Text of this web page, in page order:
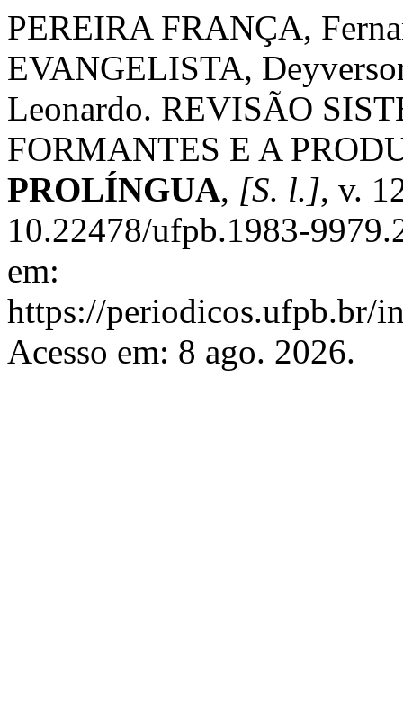
PEREIRA FRANÇA,
EVANGELISTA,
Leonardo. REVISÃO
FORMANTES E A
PROLÍNGUA, [S. l.], v.
10.22478/ufpb.1983-
em:
https://periodicos.ufpb.br/
Acesso em: 8 ago. 2026.